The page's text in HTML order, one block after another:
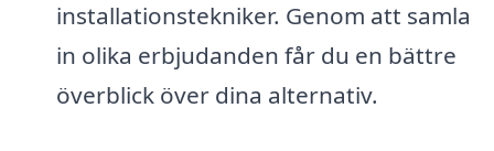
installationstekniker. Genom att samla
in olika erbjudanden får du en bättre
överblick över dina alternativ.